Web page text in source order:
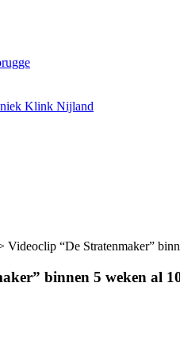
Videoclip “De Stratenmaker”
binnen 5 weken al